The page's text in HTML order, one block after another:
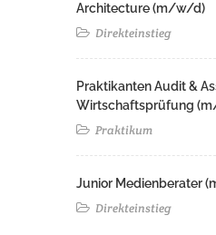
Architecture (m/w/d)​ ​
Direkteinstieg
Praktikanten Audit &
Wirtschaftsprüfung
Praktikum
Junior Medienberater
Direkteinstieg